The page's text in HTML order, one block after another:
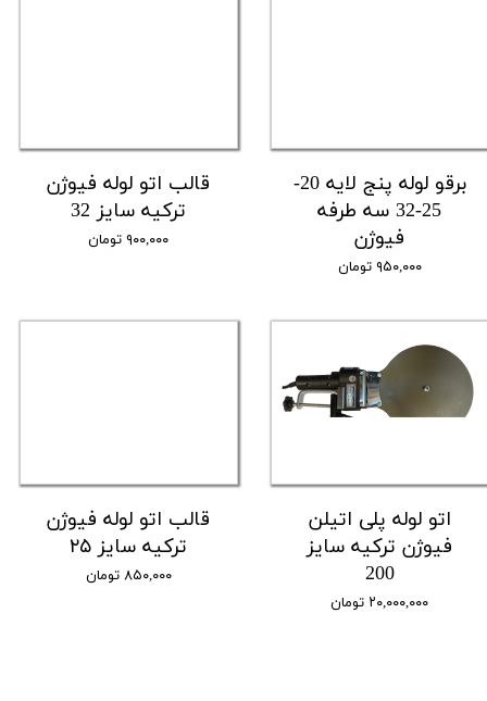
برقو لوله پنج لایه 20-
25-32 سه طرفه
فیوژن
۹۵۰,۰۰۰ تومان
قالب اتو لوله فیوژن
ترکیه سایز 32
۹۰۰,۰۰۰ تومان
اتو لوله پلی اتیلن
فیوژن ترکیه سایز
200
۲۰,۰۰۰,۰۰۰ تومان
قالب اتو لوله فیوژن
ترکیه سایز ۲۵
۸۵۰,۰۰۰ تومان